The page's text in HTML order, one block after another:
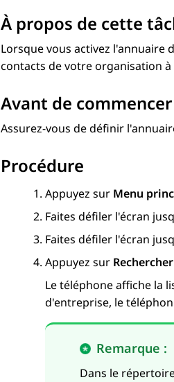
À propos de cette
Lorsque vous activez l'annuaire
contacts de votre organisation
Avant de commencer
Assurez-vous de définir
Procédure
Appuyez sur Menu
Faites défiler l'écran
Faites défiler l'écran
Appuyez sur Rechercher
Le téléphone affiche la
d'entreprise, le
Remarque :
Dans le